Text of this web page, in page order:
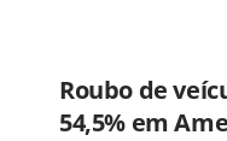
Roubo de
54,5% em